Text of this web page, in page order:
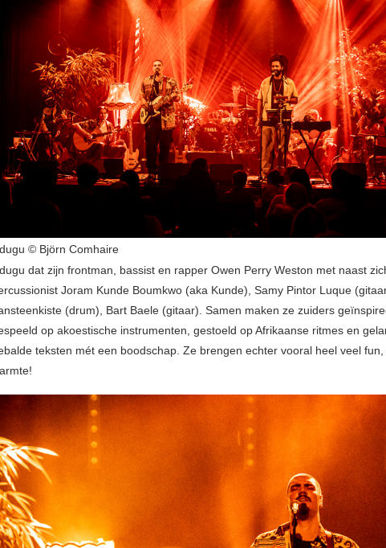
© Björn Comhaire
dat zijn frontman, bassist en rapper Owen Perry Weston met naast
Joram Kunde Boumkwo (aka Kunde), Samy Pintor Luque
(drum), Bart Baele (gitaar). Samen maken ze zuiders
op akoestische instrumenten, gestoeld op Afrikaanse ritmes en
teksten mét een boodschap. Ze brengen echter vooral heel veel